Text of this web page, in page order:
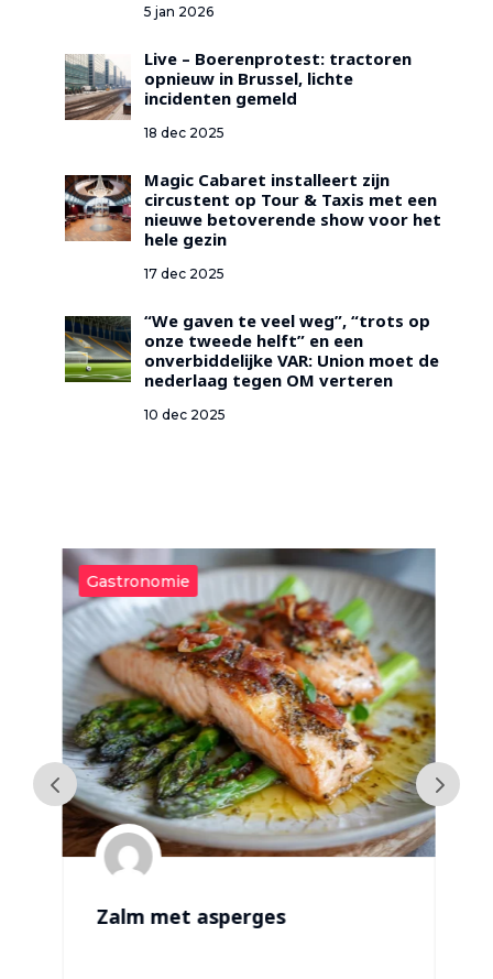
5 jan 2026
Live – Boerenprotest: tractoren
opnieuw in Brussel, lichte
incidenten gemeld
18 dec 2025
Magic Cabaret installeert zijn
circustent op Tour & Taxis met een
nieuwe betoverende show voor het
hele gezin
17 dec 2025
“We gaven te veel weg”, “trots op
onze tweede helft” en een
onverbiddelijke VAR: Union moet de
nederlaag tegen OM verteren
10 dec 2025
Gastronomie
Zalm met asperges